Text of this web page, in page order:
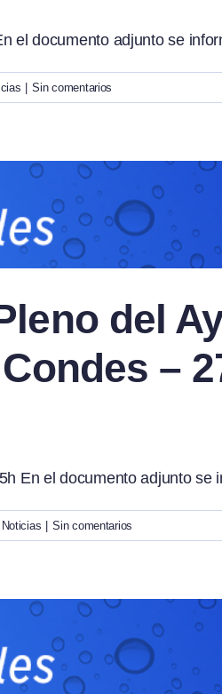
el documento adjunto se
Sin comentarios
del
–
En el documento adjunto se
Noticias Sin comentarios